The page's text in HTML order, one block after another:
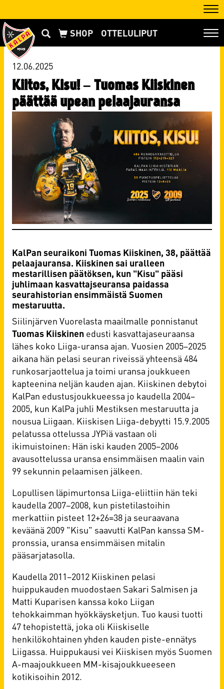
OTTELULIPUT
12.06.2025
Kiitos, Kisu! – Tuomas Kiiskinen
päättää upean pelaajauransa
KalPan seuraikoni Tuomas Kiiskinen, 38, päättää
pelaajauransa. Kiiskinen sai uralleen
mestarillisen päätöksen, kun "Kisu" pääsi
juhlimaan kasvattajseuransa paidassa
seurahistorian ensimmäistä Suomen
mestaruutta.
Siilinjärven Vuorelasta maailmalle ponnistanut
Tuomas Kiiskinen edusti kasvattajaseuraansa
lähes koko Liiga-uransa ajan. Vuosien 2005–2025
aikana hän pelasi seuran riveissä yhteensä 484
runkosarjaottelua ja toimi uransa joukkueen
kapteenina neljän kauden ajan. Kiiskinen debytoi
KalPan edustusjoukkueessa jo kaudella 2004–
2005, kun KalPa juhli Mestiksen mestaruutta ja
nousua Liigaan. Kiiskisen Liiga-debyytti 15.9.2005
pelatussa ottelussa JYPiä vastaan oli
ikimuistoinen: Hän iski kauden 2005–2006
avausottelussa uransa ensimmäisen maalin vain
99 sekunnin pelaamisen jälkeen.
Lopullisen läpimurtonsa Liiga-eliittiin hän teki
kaudella 2007–2008, kun pistetilastoihin
merkattiin pisteet 12+26=38 ja seuraavana
keväänä 2009 "Kisu" saavutti KalPan kanssa SM-
pronssia, uransa ensimmäisen mitalin
pääsarjatasolla.
Kaudella 2011–2012 Kiiskinen pelasi
huippukauden muodostaen Sakari Salmisen ja
Matti Kuparisen kanssa koko Liigan
tehokkaimman hyökkäysketjun. Tuo kausi tuotti
47 tehopistettä, joka oli Kiiskiselle
henkilökohtainen yhden kauden piste-ennätys
Liigassa. Huippukausi vei Kiiskisen myös Suomen
A-maajoukkueen MM-kisajoukkueeseen
kotikisoihin 2012.